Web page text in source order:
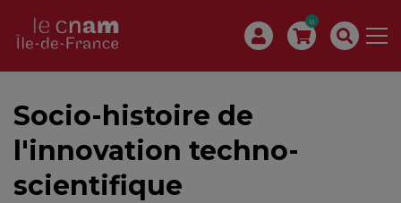
0
Socio-histoire de
l'innovation techno-
scientifique